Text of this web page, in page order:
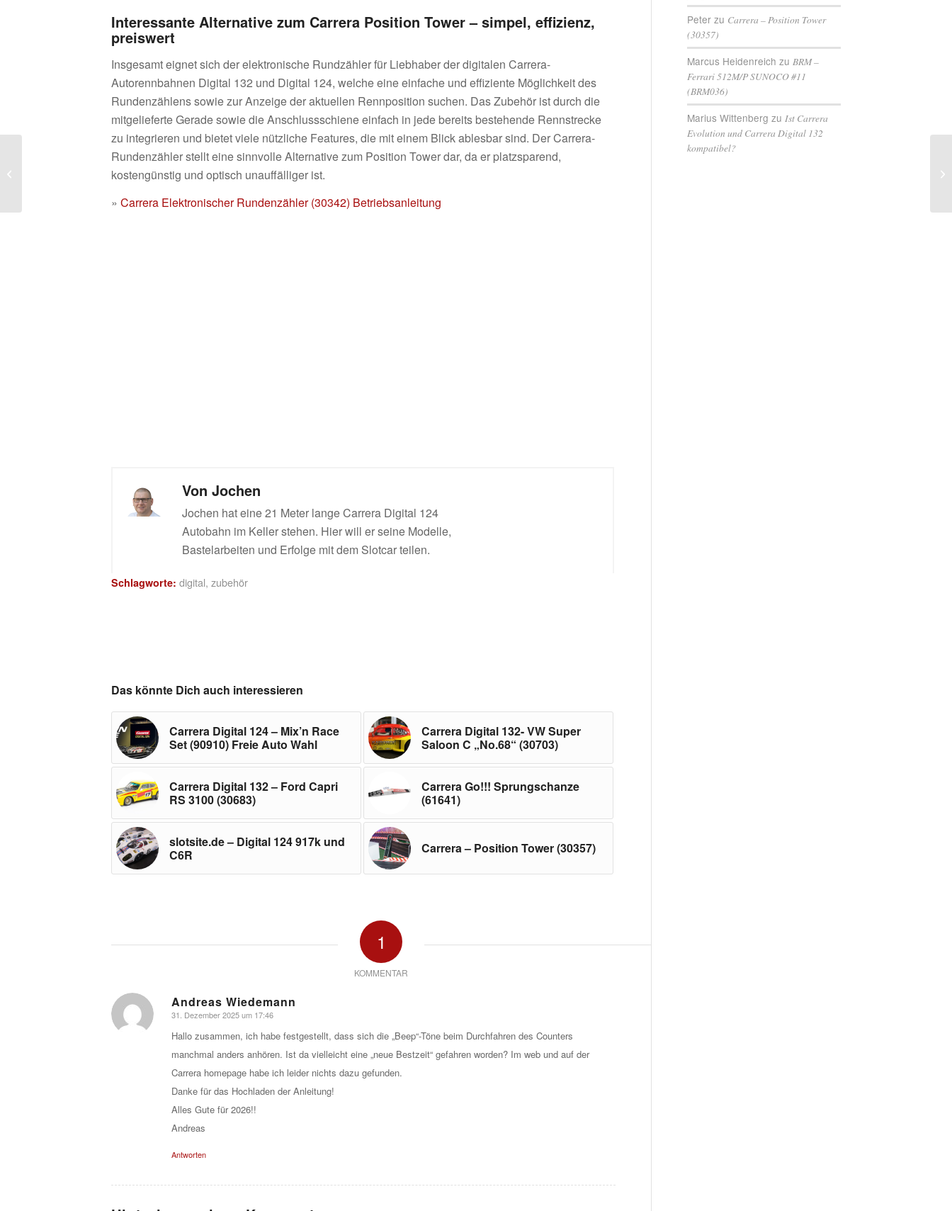
Interessante Alternative zum Carrera Position Tower – simpel, effizienz,
preiswert
Insgesamt eignet sich der elektronische Rundzähler für Liebhaber der digitalen Carrera-
Autorennbahnen Digital 132 und Digital 124, welche eine einfache und effiziente Möglichkeit des
Rundenzählens sowie zur Anzeige der aktuellen Rennposition suchen. Das Zubehör ist durch die
mitgelieferte Gerade sowie die Anschlussschiene einfach in jede bereits bestehende Rennstrecke
zu integrieren und bietet viele nützliche Features, die mit einem Blick ablesbar sind. Der Carrera-
Rundenzähler stellt eine sinnvolle Alternative zum Position Tower dar, da er platzsparend,
kostengünstig und optisch unauffälliger ist.
» Carrera Elektronischer Rundenzähler (30342) Betriebsanleitung
Von Jochen
Jochen hat eine 21 Meter lange Carrera Digital 124
Autobahn im Keller stehen. Hier will er seine Modelle,
Bastelarbeiten und Erfolge mit dem Slotcar teilen.
Schlagworte: digital, zubehör
Das könnte Dich auch interessieren
Carrera Digital 124 – Mix’n Race
Set (90910) Freie Auto Wahl
Carrera Digital 132- VW Super
Saloon C „No.68“ (30703)
Carrera Digital 132 – Ford Capri
RS 3100 (30683)
Carrera Go!!! Sprungschanze
(61641)
slotsite.de – Digital 124 917k und
C6R
Carrera – Position Tower (30357)
1
KOMMENTAR
Andreas Wiedemann
sagte:
31. Dezember 2025 um 17:46
Hallo zusammen, ich habe festgestellt, dass sich die „Beep“-Töne beim Durchfahren des Counters
manchmal anders anhören. Ist da vielleicht eine „neue Bestzeit“ gefahren worden? Im web und auf der
Carrera homepage habe ich leider nichts dazu gefunden.
Danke für das Hochladen der Anleitung!
Alles Gute für 2026!!
Andreas
Antworten
Peter zu Carrera – Position Tower
(30357)
Marcus Heidenreich zuBRM –
Ferrari 512M/P SUNOCO #11
(BRM036)
Marius Wittenberg zuIst Carrera
Evolution und Carrera Digital 132
kompatibel?